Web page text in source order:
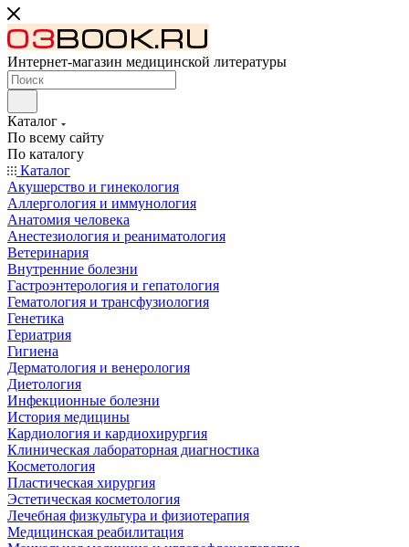
Интернет-магазин медицинской литературы
Каталог
По всему сайту
По каталогу
Каталог
Акушерство и гинекология
Аллергология и иммунология
Анатомия человека
Анестезиология и реаниматология
Ветеринария
Внутренние болезни
Гастроэнтерология и гепатология
Гематология и трансфузиология
Генетика
Гериатрия
Гигиена
Дерматология и венерология
Диетология
Инфекционные болезни
История медицины
Кардиология и кардиохирургия
Клиническая лабораторная диагностика
Косметология
Пластическая хирургия
Эстетическая косметология
Лечебная физкультура и физиотерапия
Медицинская реабилитация